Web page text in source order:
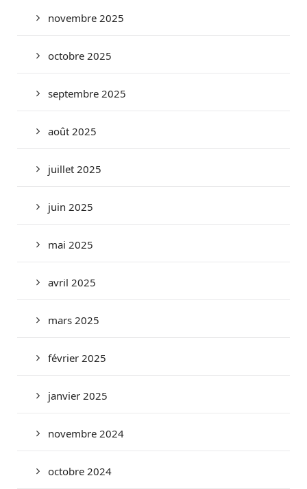
novembre 2025
octobre 2025
septembre 2025
août 2025
juillet 2025
juin 2025
mai 2025
avril 2025
mars 2025
février 2025
janvier 2025
novembre 2024
octobre 2024